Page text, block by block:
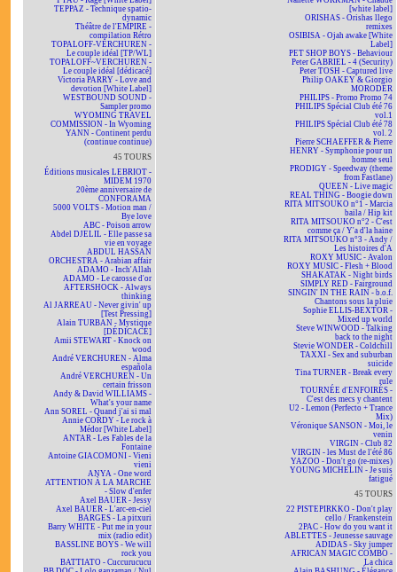
TEPPAZ - Technique spatio-
dynamic
Théâtre de l'EMPIRE -
compilation Rétro
TOPALOFF-VERCHUREN -
Le couple idéal [TP/WL]
TOPALOFF~VERCHUREN -
Le couple idéal [dédicacé]
Victoria PARRY - Love and
devotion [White Label]
WESTBOUND SOUND -
Sampler promo
WYOMING TRAVEL
COMMISSION - In Wyoming
YANN - Continent perdu
(continue continue)
45 TOURS
Éditions musicales LEBRIOT -
MIDEM 1970
20ème anniversaire de
CONFORAMA
5000 VOLTS - Motion man /
Bye love
ABC - Poison arrow
Abdel DJELIL - Elle passe sa
vie en voyage
ABDUL HASSAN
ORCHESTRA - Arabian affair
ADAMO - Inch'Allah
ADAMO - Le carosse d'or
AFTERSHOCK - Always
thinking
Al JARREAU - Never givin' up
[Test Pressing]
Alain TURBAN - Mystique
[DÉDICACÉ]
Amii STEWART - Knock on
wood
André VERCHUREN - Alma
española
André VERCHUREN - Un
certain frisson
Andy & David WILLIAMS -
What's your name
Ann SOREL - Quand j'ai si mal
Annie CORDY - Le rock à
Médor [White Label]
ANTAR - Les Fables de la
Fontaine
Antoine GIACOMONI - Vieni
vieni
ANYA - One word
ATTENTION À LA MARCHE
- Slow d'enfer
Axel BAUER - Jessy
Axel BAUER - L'arc-en-ciel
BARGES - La pitxuri
Barry WHITE - Put me in your
mix (radio edit)
BASSLINE BOYS - We will
rock you
BATTIATO - Cuccurucucu
[white label]
ORISHAS - Orishas llego
remixes
OSIBISA - Ojah awake [White
Label]
PET SHOP BOYS - Behaviour
Peter GABRIEL - 4 (Security)
Peter TOSH - Captured live
Philip OAKEY & Giorgio
MORODER
PHILIPS - Promo Promo 74
PHILIPS Spécial Club été 76
vol.1
PHILIPS Spécial Club été 78
vol. 2
Pierre SCHAEFFER & Pierre
HENRY - Symphonie pour un
homme seul
PRODIGY - Speedway (theme
from Fastlane)
QUEEN - Live magic
REAL THING - Boogie down
RITA MITSOUKO n°1 - Marcia
baila / Hip kit
RITA MITSOUKO n°2 - C'est
comme ça / Y'a d'la haine
RITA MITSOUKO n°3 - Andy /
Les histoires d'A
ROXY MUSIC - Avalon
ROXY MUSIC - Flesh + Blood
SHAKATAK - Night birds
SIMPLY RED - Fairground
SINGIN' IN THE RAIN - b.o.f.
Chantons sous la pluie
Sophie ELLIS-BEXTOR -
Mixed up world
Steve WINWOOD - Talking
back to the night
Stevie WONDER - Coldchill
TAXXI - Sex and suburban
suicide
Tina TURNER - Break every
rule
TOURNÉE d'ENFOIRÉS -
C'est des mecs y chantent
U2 - Lemon (Perfecto + Trance
Mix)
Véronique SANSON - Moi, le
venin
VIRGIN - Club 82
VIRGIN - les Must de l'été 86
YAZOO - Don't go (re-mixes)
YOUNG MICHELIN - Je suis
fatigué
45 TOURS
22 PISTEPIRKKO - Don't play
cello / Frankenstein
2PAC - How do you want it
ABLETTES - Jeunesse sauvage
ADIDAS - Sky jumper
AFRICAN MAGIC COMBO -
La chica